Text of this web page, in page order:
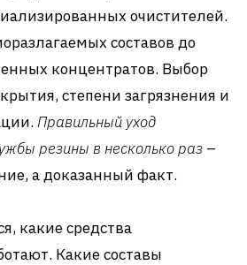
очистителей.
составов до
концентратов. Выбор
степени загрязнения и
Правильный уход
резины в несколько раз –
а доказанный факт.
какие средства
Какие составы